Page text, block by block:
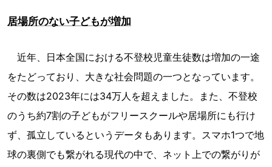
居場所のない子どもが増加
近年、日本全国における不登校児童生徒数は増加の一途
をたどっており、大きな社会問題の一つとなっています。
その数は2023年には34万人を超えました。また、不登校
のうち約7割の子どもがフリースクールや居場所にも行け
ず、孤立しているというデータもあります。スマホ1つで地
球の裏側でも繋がれる現代の中で、ネット上での繋がりが